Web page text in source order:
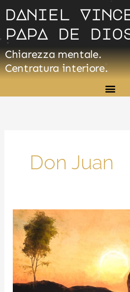
Vai
contenuto
dAniel
pApA de
Chiarezza mentale.
Centratura interiore.
Don Juan
Un
Uomo
Conoscenza